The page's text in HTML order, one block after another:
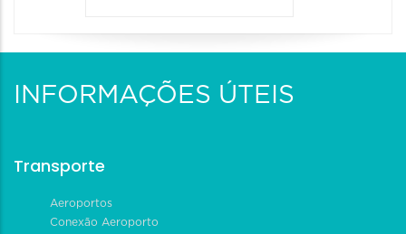
INFORMAÇÕES ÚTEIS
Transporte
Aeroportos
Conexão Aeroporto